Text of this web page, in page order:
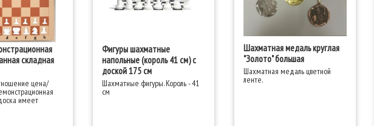
складная
цена/
имеет
Фигуры шахматные
напольные (король 41 см) с
доской 175 см
Шахматные фигуры. Король - 41
см
Шахматная медаль круглая
"Золото" большая
Шахматная медаль цветной
ленте.